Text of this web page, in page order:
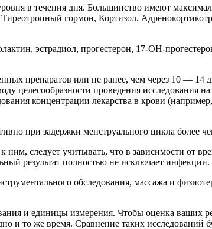
в течения дня. Большинство имеют
гормон, Кортизол,
эстрадиол, прогестерон, 17-ОН-
препаратов или не ранее, чем через 10 —
целесообразности проведения
концентрации лекарства в крови
при задержки менструального цикла более
следует учитывать, что в зависимости от
результат полностью не исключает
обследования, массажа и
и единицы измерения. Чтобы оценка ваших
и то же время. Сравнение таких исследований